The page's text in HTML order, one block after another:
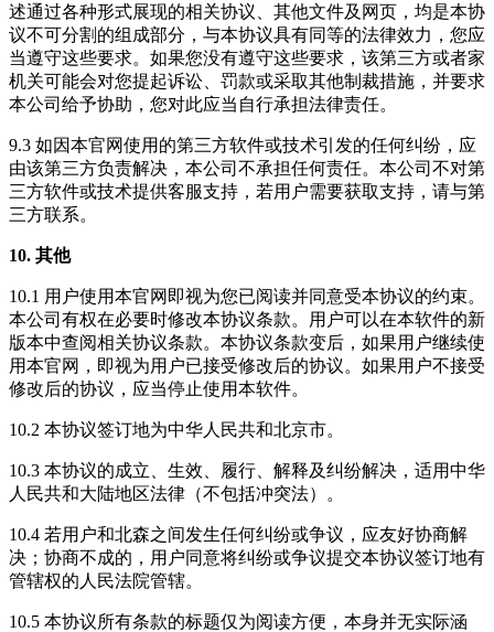
述通过各种形式展现的相关协议、其他文件及网页，均是本协
议不可分割的组成部分，与本协议具有同等的法律效力，您应
当遵守这些要求。如果您没有遵守这些要求，该第三方或者家
机关可能会对您提起诉讼、罚款或采取其他制裁措施，并要求
本公司给予协助，您对此应当自行承担法律责任。
9.3 如因本官网使用的第三方软件或技术引发的任何纠纷，应
由该第三方负责解决，本公司不承担任何责任。本公司不对第
三方软件或技术提供客服支持，若用户需要获取支持，请与第
三方联系。
10. 其他
10.1 用户使用本官网即视为您已阅读并同意受本协议的约束。
本公司有权在必要时修改本协议条款。用户可以在本软件的新
版本中查阅相关协议条款。本协议条款变后，如果用户继续使
用本官网，即视为用户已接受修改后的协议。如果用户不接受
修改后的协议，应当停止使用本软件。
10.2 本协议签订地为中华人民共和北京市。
10.3 本协议的成立、生效、履行、解释及纠纷解决，适用中华
人民共和大陆地区法律（不包括冲突法）。
10.4 若用户和北森之间发生任何纠纷或争议，应友好协商解
决；协商不成的，用户同意将纠纷或争议提交本协议签订地有
管辖权的人民法院管辖。
10.5 本协议所有条款的标题仅为阅读方便，本身并无实际涵